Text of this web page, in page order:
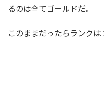
るのは全てゴールドだ。
このままだったらランクは